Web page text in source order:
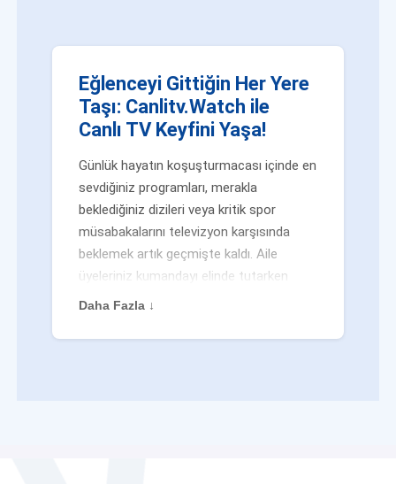
Eğlenceyi Gittiğin Her Yere
Taşı: Canlitv.Watch ile
Canlı TV Keyfini Yaşa!
Günlük hayatın koşuşturmacası içinde en
sevdiğiniz programları, merakla
beklediğiniz dizileri veya kritik spor
müsabakalarını televizyon karşısında
beklemek artık geçmişte kaldı. Aile
üyeleriniz kumandayı elinde tutarken
veya siz evden uzaktayken bile
değilsiniz. Geleneksel yayıncılığın
Daha Fazla ↓